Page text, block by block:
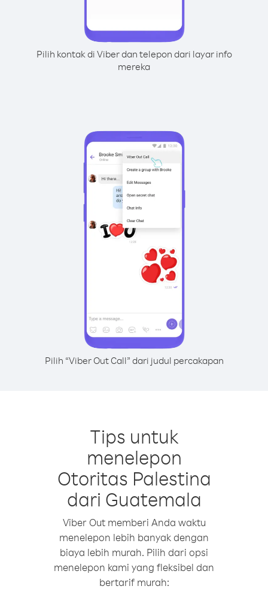
Pilih kontak di Viber dan telepon dari layar info
mereka
Pilih “Viber Out Call” dari judul percakapan
Tips untuk
menelepon
Otoritas Palestina
dari Guatemala
Viber Out memberi Anda waktu
menelepon lebih banyak dengan
biaya lebih murah. Pilih dari opsi
menelepon kami yang fleksibel dan
bertarif murah: